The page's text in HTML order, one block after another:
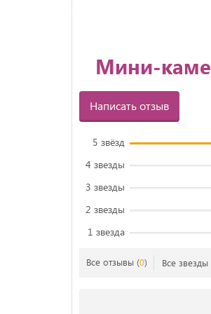
Мини-
Написать отзыв
5 звёзд
4 звезды
3 звезды
2 звезды
1 звезда
Все отзывы (0) Все звезды